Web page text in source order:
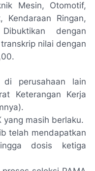
Mesin, Otomotif,
Kendaraan Ringan,
dengan
nilai dengan
perusahaan lain
Keterangan Kerja
yang masih berlaku.
telah mendapatkan
dosis ketiga